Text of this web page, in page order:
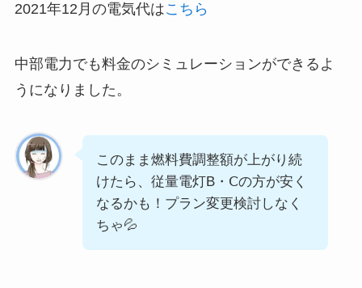
2021年12月の電気代はこちら
中部電力でも料金のシミュレーションができるよ
うになりました。
このまま燃料費調整額が上がり続
けたら、従量電灯B・Ⅽの方が安く
なるかも！プラン変更検討しなく
ちゃ💦